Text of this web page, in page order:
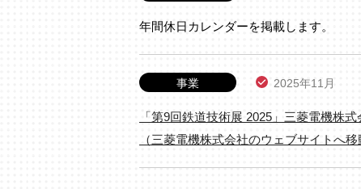
年間休日カレンダーを掲載します。
事業 2025年11月
「第9回鉄道技術展 2025」三菱電機株
（三菱電機株式会社のウェブサイトへ移